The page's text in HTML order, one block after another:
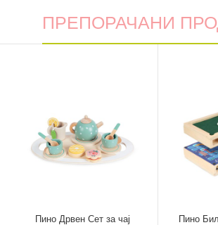
ПРЕПОРАЧАНИ
Пино Дрвен Сет за чај Пино